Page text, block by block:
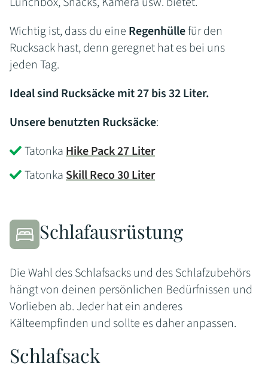
Wichtig ist, dass du eine Regenhüllefür den
Rucksack hast, denn geregnet hat es bei uns
jeden Tag.
Ideal sind Rucksäcke mit 27 bis 32 Liter.
Unsere benutzten Rucksäcke:
Tatonka Hike Pack 27 Liter
Tatonka Skill Reco 30 Liter
Schlafausrüstung
Die Wahl des Schlafsacks und des Schlafzubehörs
hängt von deinen persönlichen Bedürfnissen und
Vorlieben ab. Jeder hat ein anderes
Kälteempfinden und sollte es daher anpassen.
Schlafsack